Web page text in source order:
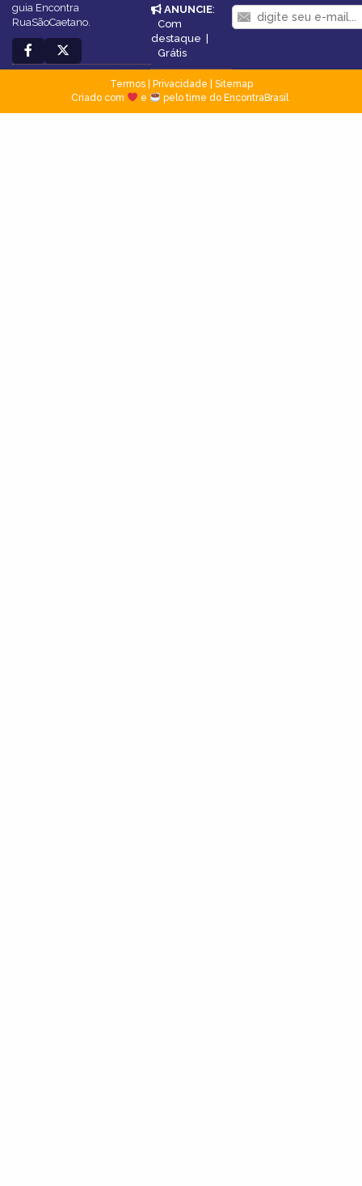
guia Encontra
RuaSãoCaetano.
ANUNCIE:
Com
destaque |
Grátis
Termos| Privacidade
Sitemap
Criado com
e pelo time do EncontraBrasil